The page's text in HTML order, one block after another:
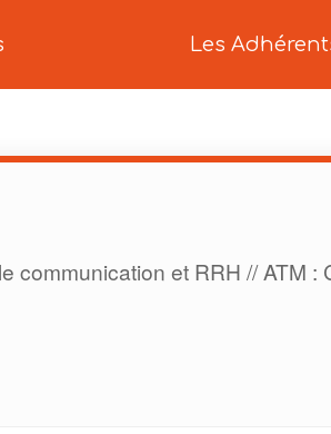
Les
communication et RRH // ATM :